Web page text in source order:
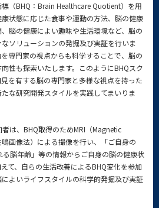
（BHQ：Brain Healthcare Quotient）を用
状態に応じた食事や運動の方法、脳の健康
脳の健康によい趣味や生活環境など、脳の
ソリューションの発掘及び実証を行いま
専門家の視点からも科学することで、脳の
性も探索いたします。このようにBHQスク
を有する脳の専門家と多様な視点を持った
な研究開発スタイルを実践してまいりま
は、BHQ取得のためMRI（Magnetic
画像法）による撮像を行い、「ご自身の
脳年齢」等の情報からご自身の脳の健康状
て、自らの生活改善によるBHQ変化を参加
よいライフスタイルの科学的発掘及び実証